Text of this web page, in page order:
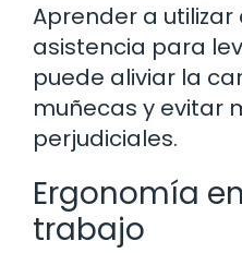
Aprender a utilizar
asistencia para
puede aliviar la
muñecas y evitar
perjudiciales.
Ergonomía
trabajo